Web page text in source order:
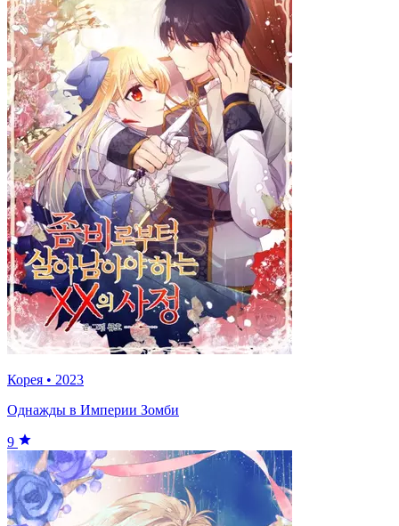
Корея • 2023
Однажды в Империи Зомби
9